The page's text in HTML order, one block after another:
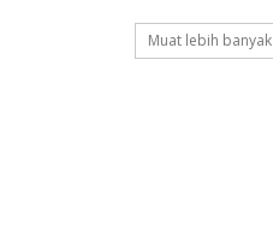
Muat lebih banyak